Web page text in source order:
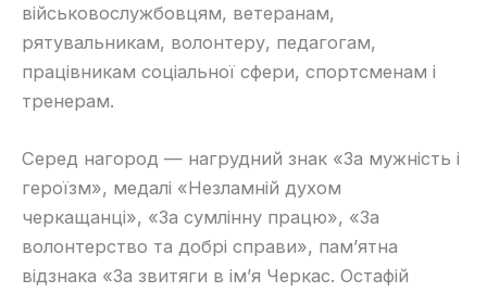
військовослужбовцям, ветеранам,
рятувальникам, волонтеру, педагогам,
працівникам соціальної сфери, спортсменам і
тренерам.
Серед нагород — нагрудний знак «За мужність і
героїзм», медалі «Незламній духом
черкащанці», «За сумлінну працю», «За
волонтерство та добрі справи», пам’ятна
відзнака «За звитяги в ім’я Черкас. Остафій